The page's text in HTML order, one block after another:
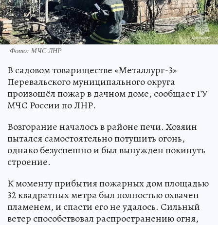
Фото: МЧС ЛНР
В садовом товариществе «Металлург-3»
Перевальского муниципального округа
произошёл пожар в дачном доме, сообщает ГУ
МЧС России по ЛНР.
Возгорание началось в районе печи. Хозяин
пытался самостоятельно потушить огонь,
однако безуспешно и был вынужден покинуть
строение.
К моменту прибытия пожарных дом площадью
32 квадратных метра был полностью охвачен
пламенем, и спасти его не удалось. Сильный
ветер способствовал распространению огня,